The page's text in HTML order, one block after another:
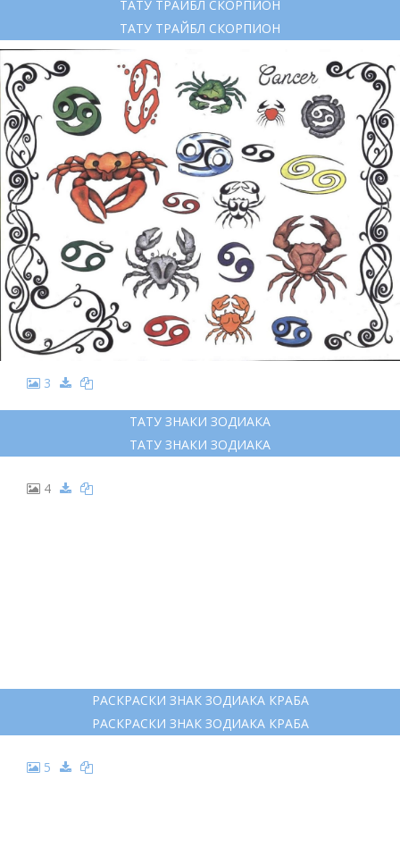
ТАТУ ТРАЙБЛ СКОРПИОН
ТАТУ ТРАЙБЛ СКОРПИОН
3
ТАТУ ЗНАКИ ЗОДИАКА
ТАТУ ЗНАКИ ЗОДИАКА
4
РАСКРАСКИ ЗНАК ЗОДИАКА КРАБА
РАСКРАСКИ ЗНАК ЗОДИАКА КРАБА
5